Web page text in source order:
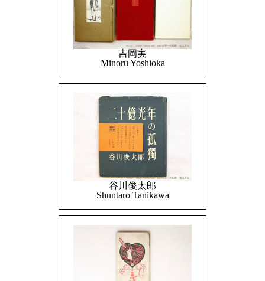
吉岡実
Minoru Yoshioka
谷川俊太郎
Shuntaro Tanikawa